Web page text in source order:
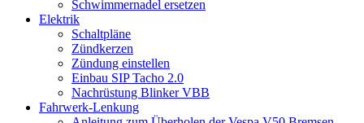
Schwimmernadel ersetzen
Elektrik
Schaltpläne
Zündkerzen
Zündung einstellen
Einbau SIP Tacho 2.0
Nachrüstung Blinker VBB
Fahrwerk-Lenkung